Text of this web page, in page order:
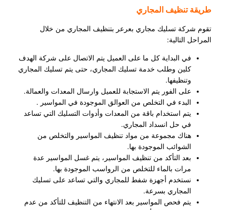
طريقة تنظيف المجاري
تقوم شركة تسليك مجاري بعرعر بتنظيف المجاري من خلال
المراحل التالية:
في البداية كل ما على العميل يتم الاتصال على شركة الهدف
كلين وطلب خدمة تسليك المجاري، حتى يتم تسليك المجاري
وتنظيفها.
على الفور يتم الاستجابة للعميل وارسال المعدات والعمالة.
البدء في التخلص من العوالق الموجودة في المواسير .
يتم استخدام باقة من المعدات وأدوات التسليك التي تساعد
في حل انسداد المجاري.
هناك مجموعة من مواد تنظيف المواسير والتخلص من
الشوائب الموجودة بها.
بعد التأكد من تنظيف المواسير، يتم غسل المواسير عدة
مرات بالماء للتخلص من الرواسب الموجودة بها.
نستخدم أجهزة شفط للمجاري والتي تساعد على تسليك
المجاري بسرعة.
يتم فحص المواسير بعد الانتهاء من التنظيف للتأكد من عدم